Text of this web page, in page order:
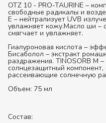
OTZ 10 - PRO-TAURINE –
свободные радикалы и
Е – нейтрализует UVB
увлажняет кожу.Масло ши –
смягчает и увлажняет.
Гиалуроновая кислота –
Бисаболол – экстракт
раздражения. TINOSORB M
солнцезащитный
рассеивающие солнечную
Объем: 75 мл
Состав: